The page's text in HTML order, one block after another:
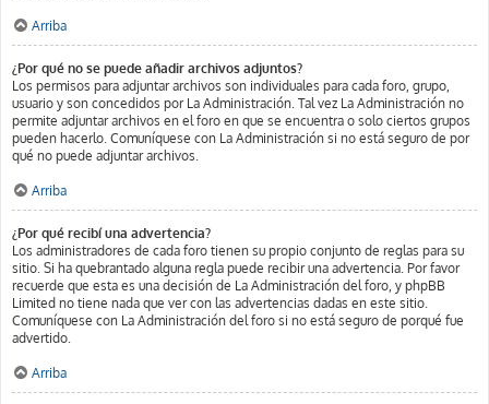
Arriba
¿Por qué no se puede añadir archivos adjuntos?
Los permisos para adjuntar archivos son individuales para cada foro, grupo,
usuario y son concedidos por La Administración. Tal vez La Administración no
permite adjuntar archivos en el foro en que se encuentra o solo ciertos grupos
pueden hacerlo. Comuníquese con La Administración si no está seguro de por
qué no puede adjuntar archivos.
Arriba
¿Por qué recibí una advertencia?
Los administradores de cada foro tienen su propio conjunto de reglas para su
sitio. Si ha quebrantado alguna regla puede recibir una advertencia. Por favor
recuerde que esta es una decisión de La Administración del foro, y phpBB
Limited no tiene nada que ver con las advertencias dadas en este sitio.
Comuníquese con La Administración del foro si no está seguro de porqué fue
advertido.
Arriba